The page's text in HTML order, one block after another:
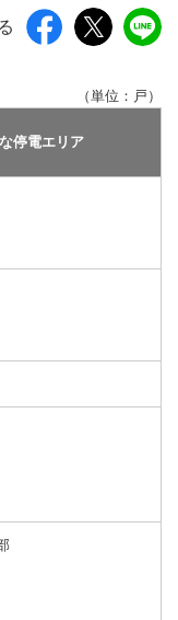
（単位：戸）
停電エリア